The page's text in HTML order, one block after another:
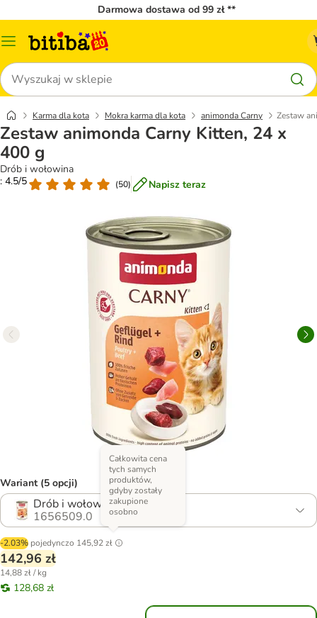
Darmowa dostawa od 99 zł **
Menu
Szukaj
Karma dla kota Mokra karma dla kota animonda Carny Zestaw
Zestaw animonda Carny Kitten, 24 x
400 g
Drób i wołowina
: 4.5/5
(50) Napisz teraz
Wariant (5 opcji)
Drób i wołowina
1656509.0
-2.03% pojedynczo 145,92 zł
Całkowita cena
tych samych
produktów,
gdyby zostały
zakupione
osobno
142,96 zł
14,88 zł / kg
128,68 zł